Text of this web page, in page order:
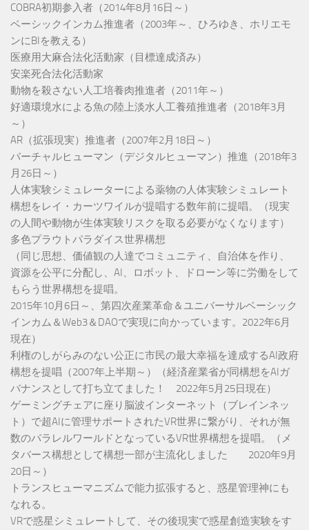
COBRA初期参入者（2014年8月16日～）
ベーシックインカム推進者（2003年～、ひろゆき、ホリエモ
ンにBIを教える）
医療用大麻合法化活動家（目標達成済み）
安楽死合法化活動家
動物を殺さない人工培養肉推進者（2011年～）
好適環境水による魚の陸上淡水人工養殖推進者（2018年3月
～）
AR（拡張現実）推進者（2007年2月18日～）
バーチャルヒューマン（デジタルヒューマン）推進（2018年3
月26日～）
人体実験シミュレーターによる薬物の人体実験シミュレート
構想をレイ・カーツワイルが提唱する数年前に提唱。（現実
の人間や動物が生体実験リスクを取る必要がなくなります）
多色プラウトパラダイス世界構想
（同じ思想、価値観の人達でコミュニティ、自治体を作り、
資源を公平に分配し、AI、ロボット、ドローン等に労働をして
もらう世界構想を提唱。
2015年10月6日～、第四次産業革命＆ユニバーサルベーシック
インカム＆Web3＆DAOで実現に向かっています。2022年6月
現在）
利権のしがらみのない公正に市民の最大幸福を達成するAI政府
構想を提唱（2007年上半期～）（経済産業省が同構想をAIガ
バナンスとして打ち立てました！ 2022年5月25日現在）
ゲーミングチェアに座り脳波インターネット（ブレインネッ
ト）で超AIに管理サポートされたVR世界に繋がり、それが無
数のパラレルワールドとなっているVR世界構想を提唱。（メ
タバース構想として構想一部が主流化しました 2020年9月
20日～）
トランスヒューマニズムで能力拡張すると、惑星管理神にも
なれる。
VRで惑星シミュレートして、その後現実で惑星創造実験をす